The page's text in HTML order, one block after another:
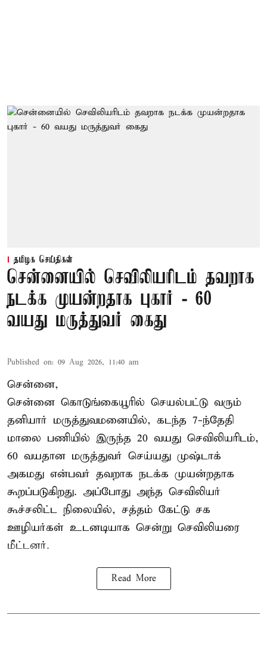
தமிழக செய்திகள்
சென்னையில் செவிலியரிடம் தவறாக
நடக்க முயன்றதாக புகார் - 60
வயது மருத்துவர் கைது
Published on: 09 Aug 2026, 11:40 am
சென்னை,
சென்னை கொடுங்கையூரில் செயல்பட்டு வரும்
தனியார் மருத்துவமனையில், கடந்த 7-ந்தேதி
மாலை பணியில் இருந்த 20 வயது செவிலியரிடம்,
60 வயதான மருத்துவர் செய்யது முஷ்டாக்
அகமது என்பவர் தவறாக நடக்க முயன்றதாக
கூறப்படுகிறது. அப்போது அந்த செவிலியர்
கூச்சலிட்ட நிலையில், சத்தம் கேட்டு சக
ஊழியர்கள் உடனடியாக சென்று செவிலியரை
மீட்டனர்.
Read More